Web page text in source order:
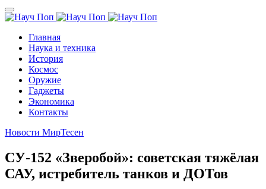
Главная
Наука и техника
История
Космос
Оружие
Гаджеты
Экономика
Контакты
Новости МирТесен
СУ-152 «Зверобой»: советская тяжёлая
САУ, истребитель танков и ДОТов